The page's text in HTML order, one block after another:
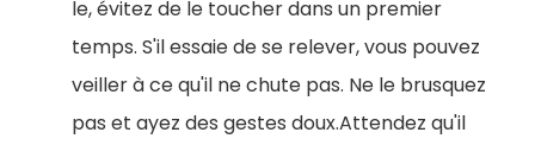
le, évitez de le toucher dans un premier
temps. S'il essaie de se relever, vous pouvez
veiller à ce qu'il ne chute pas. Ne le brusquez
pas et ayez des gestes doux.Attendez qu'il